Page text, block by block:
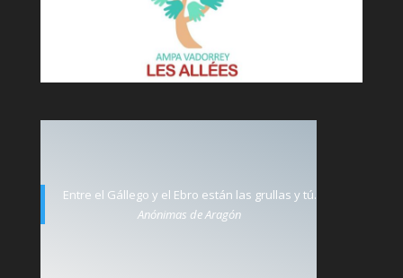
Entre el Gállego y el Ebro están las grullas y tú.
Anónimas de Aragón